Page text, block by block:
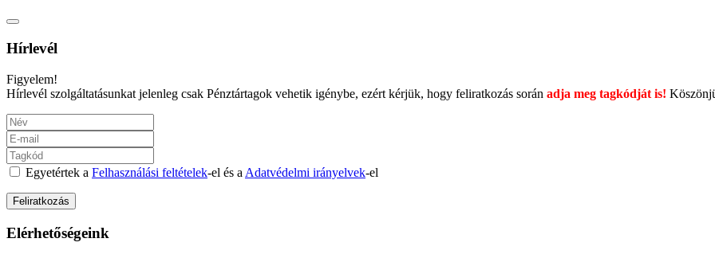
Hírlevél
Figyelem!
Hírlevél szolgáltatásunkat jelenleg csak Pénztártagok vehetik igénybe, ezért kérjük, hogy feliratkozás során adja meg tagkódját is!
Egyetértek a Felhasználási feltételek-el és a Adatvédelmi irányelvek-el
Elérhetőségeink